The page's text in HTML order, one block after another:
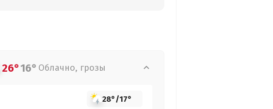
26°16° Облачно, грозы
28°/17°